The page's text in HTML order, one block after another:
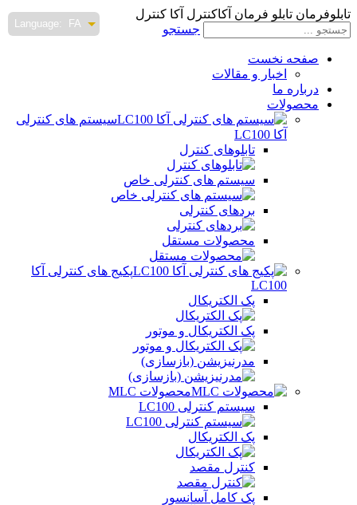
تابلوفرمان تابلو فرمان آکاکنترل آکا کنترل
Language: FA جستجو
صفحه نخست
اخبار و مقالات
درباره ما
محصولات
سیستم های کنترلی
آکا LC100
تابلوهای کنترل
سیستم های کنترلی خاص
بردهای کنترلی
محصولات مستقل
پکیج های کنترلی آکا
LC100
پک الکتریکال
پک الکتریکال و موتور
مدرنیزیشن (بازسازی)
محصولات MLC
سیستم کنترلی LC100
پک الکتریکال
کنترل مقصد
پک کامل آسانسور